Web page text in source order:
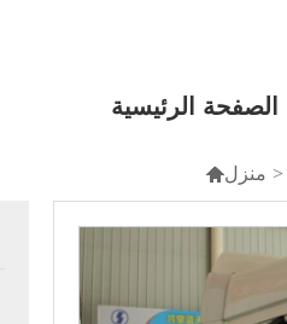
الصفحة الرئيسية
منزل >